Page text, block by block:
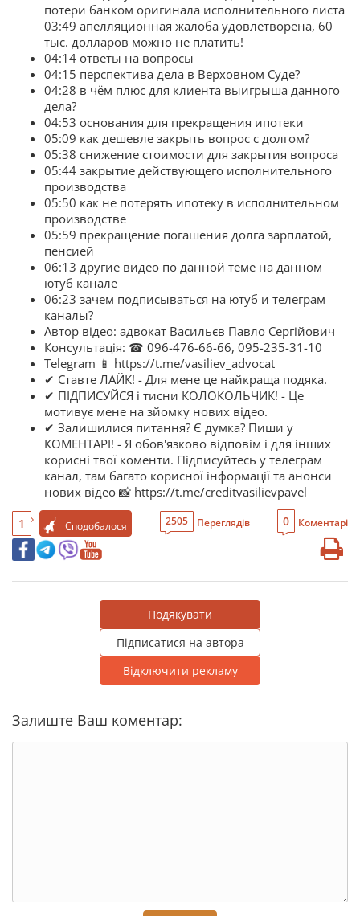
потери банком оригинала исполнительного листа
03:49 апелляционная жалоба удовлетворена, 60
тыс. долларов можно не платить!
04:14 ответы на вопросы
04:15 перспектива дела в Верховном Суде?
04:28 в чём плюс для клиента выигрыша данного
дела?
04:53 основания для прекращения ипотеки
05:09 как дешевле закрыть вопрос с долгом?
05:38 снижение стоимости для закрытия вопроса
05:44 закрытие действующего исполнительного
производства
05:50 как не потерять ипотеку в исполнительном
производстве
05:59 прекращение погашения долга зарплатой,
пенсией
06:13 другие видео по данной теме на данном
ютуб канале
06:23 зачем подписываться на ютуб и телеграм
каналы?
Автор відео: адвокат Васильєв Павло Сергійович
Консультація: ☎ 096-476-66-66, 095-235-31-10
Telegram 📱 https://t.me/vasiliev_advocat
✔ Ставте ЛАЙК! - Для мене це найкраща подяка.
✔ ПІДПИСУЙСЯ і тисни КОЛОКОЛЬЧИК! - Це
мотивує мене на зйомку нових відео.
✔ Залишилися питання? Є думка? Пиши у
КОМЕНТАРІ! - Я обов'язково відповім і для інших
корисні твої коменти. Підписуйтесь у телеграм
канал, там багато корисної інформації та анонси
нових відео 📸 https://t.me/creditvasilievpavel
1 Сподобалося 2505 Переглядів 0 Коментарі
Подякувати
Підписатися на автора
Відключити рекламу
Залиште Ваш коментар: